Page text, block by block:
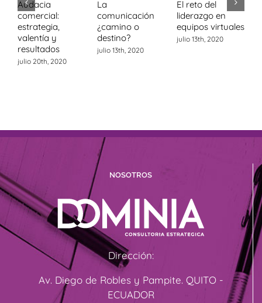
Audacia
comercial:
estrategia,
valentía y
resultados
julio 20th, 2020
La
comunicación
¿camino o
destino?
julio 13th, 2020
El reto del
liderazgo en
equipos virtuales
julio 13th, 2020
NOSOTROS
Dirección:
Av. Diego de Robles y Pampite. QUITO -
ECUADOR